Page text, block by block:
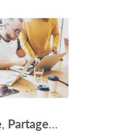
, Partage…